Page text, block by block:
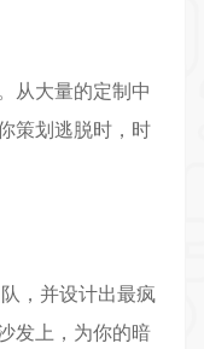
从大量的定制中
策划逃脱时，时
，并设计出最疯
发上，为你的暗